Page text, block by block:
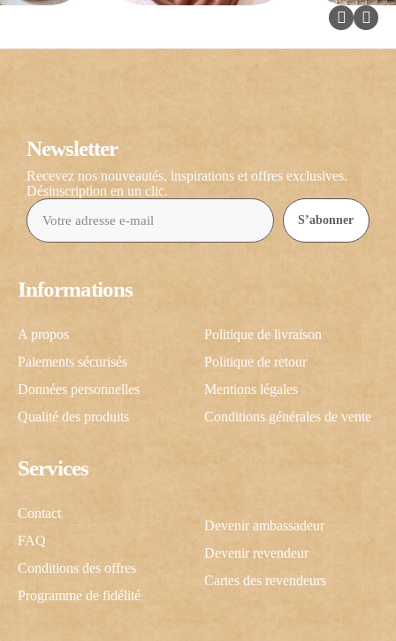
Services
Contact
FAQ
Conditions des offres
Programme de fidélité
Devenir ambassadeur
Devenir revendeur
Cartes des revendeurs
Informations
A propos
Paiements sécurisés
Données personnelles
Qualité des produits
Politique de livraison
Politique de retour
Mentions légales
Conditions générales de vente
Newsletter
Recevez nos nouveautés, inspirations et offres exclusives.
Désinscription en un clic.
S’abonner